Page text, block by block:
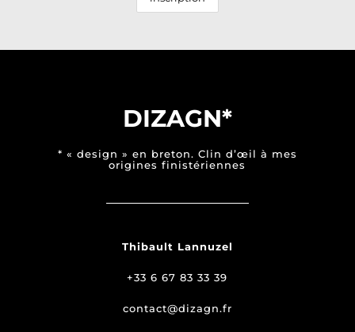
DIZAGN*
* « design » en breton. Clin d’œil à mes
origines finistériennes
Thibault Lannuzel
+33 6 67 83 33 39
contact@dizagn.fr